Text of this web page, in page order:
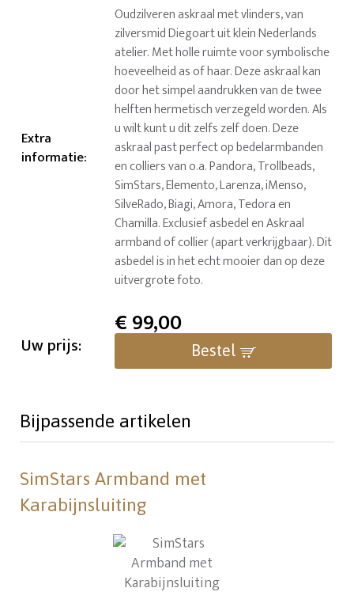
Extra
informatie:
Oudzilveren askraal met vlinders, van
zilversmid Diegoart uit klein Nederlands
atelier. Met holle ruimte voor symbolische
hoeveelheid as of haar. Deze askraal kan
door het simpel aandrukken van de twee
helften hermetisch verzegeld worden. Als
u wilt kunt u dit zelfs zelf doen. Deze
askraal past perfect op bedelarmbanden
en colliers van o.a. Pandora, Trollbeads,
SimStars, Elemento, Larenza, iMenso,
SilveRado, Biagi, Amora, Tedora en
Chamilla. Exclusief asbedel en Askraal
armband of collier (apart verkrijgbaar). Dit
asbedel is in het echt mooier dan op deze
uitvergrote foto.
Uw prijs:
€99,00
Bestel
Bijpassende artikelen
SimStars Armband met
Karabijnsluiting